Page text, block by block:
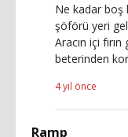
Ne kadar boş
şöförü yeri
Aracın içi
beterinden
4 yıl önce
Ramp